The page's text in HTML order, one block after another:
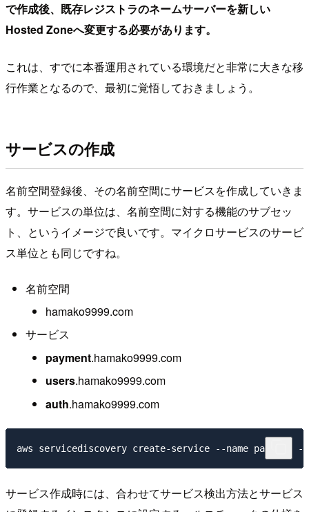
で作成後、既存レジストラのネームサーバーを新しい
Hosted Zoneへ変更する必要があります。
これは、すでに本番運用されている環境だと非常に大きな移
行作業となるので、最初に覚悟しておきましょう。
サービスの作成
名前空間登録後、その名前空間にサービスを作成していきま
す。サービスの単位は、名前空間に対する機能のサブセッ
ト、というイメージで良いです。マイクロサービスのサービ
ス単位とも同じですね。
名前空間
hamako9999.com
サービス
payment.hamako9999.com
users.hamako9999.com
auth.hamako9999.com
サービス作成時には、合わせてサービス検出方法とサービス